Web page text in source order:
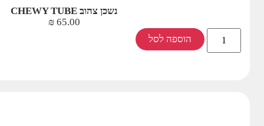
נשכן צהוב CHEWY TUBE
65.00
₪
הוספה לסל